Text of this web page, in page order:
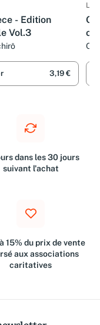
- Edition
Vol.3
3,19 €
dans les 30 jours
suivant l'achat
15% du prix de vente
aux associations
caritatives